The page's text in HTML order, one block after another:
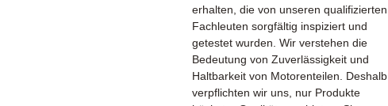
erhalten, die von unseren qualifizierten
Fachleuten sorgfältig inspiziert und
getestet wurden. Wir verstehen die
Bedeutung von Zuverlässigkeit und
Haltbarkeit von Motorenteilen. Deshalb
verpflichten wir uns, nur Produkte